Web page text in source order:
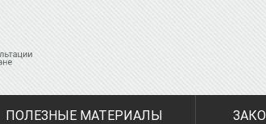
ПОЛЕЗНЫЕ МАТЕРИАЛЫ